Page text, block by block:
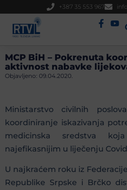
+387 35 553 967
MCP BiH – Pokrenuta
aktivnost nabavke
Objavljeno: 09.04.2020.
Ministarstvo civilnih
koordiniranje iskazivanja
medicinska sredstva
najefikasnijim u liječenju
U najkraćem roku iz
Republike Srpske i Brčko